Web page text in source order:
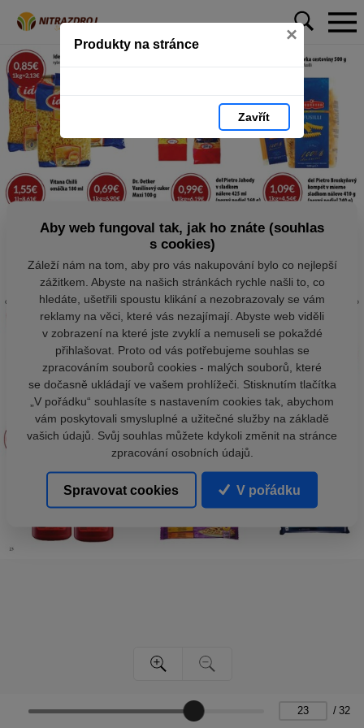
Produkty na stránce ×
Zavřít
/ 32
Aby web fungoval tak, jak ho znáte (souhlas
s cookies)
Záleží nám na tom, aby pro vás nakupování bylo co nejlepší
zážitkem. Abyste na našich stránkách rychle našli to, co
hledáte, ušetřili spoustu klikání a nezobrazovaly se vám
reklamy na věci, které vás nezajímají. Abyste web viděli
v zobrazení na které jste zvyklí a nemuseli se pokaždé
přihlašovat. Proto od vás potřebujeme souhlas se
zpracováním souborů cookies - malých souborů, které
se dočasně ukládají ve vašem prohlížeči. Stisknutím tlačítka
„V pořádku“ souhlasíte s nastavením cookies tak, abychom
vám poskytovali smysluplné a užitečné služby na základě
vašich údajů. Svůj souhlas můžete kdykoli změnit na stránce
zpracování osobních údajů.
Spravovat cookies V pořádku